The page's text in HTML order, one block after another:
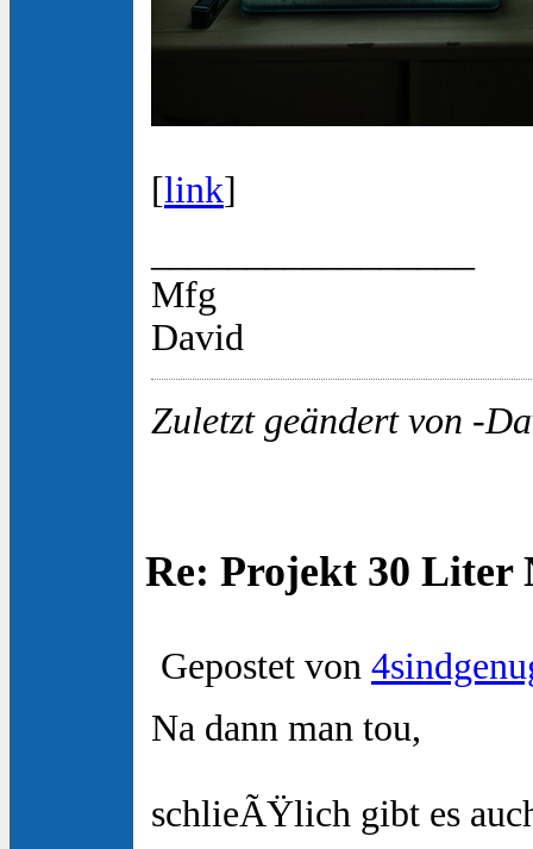
[link]
Mfg
David
Zuletzt geändert von -
Re: Projekt 30 Liter
Gepostet von
Na dann man tou,
schlieÃŸlich gibt es